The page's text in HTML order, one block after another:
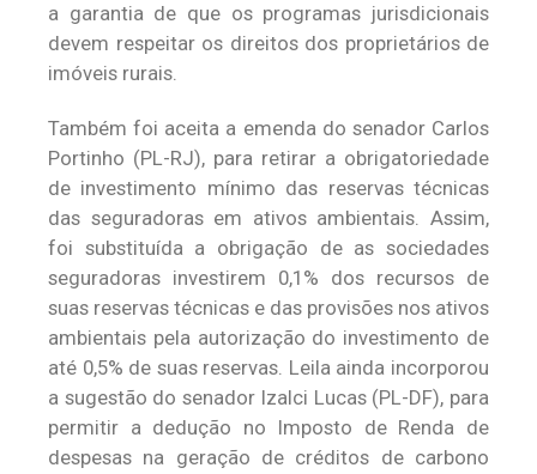
a garantia de que os programas jurisdicionais
devem respeitar os direitos dos proprietários de
imóveis rurais.
Também foi aceita a emenda do senador Carlos
Portinho (PL-RJ), para retirar a obrigatoriedade
de investimento mínimo das reservas técnicas
das seguradoras em ativos ambientais. Assim,
foi substituída a obrigação de as sociedades
seguradoras investirem 0,1% dos recursos de
suas reservas técnicas e das provisões nos ativos
ambientais pela autorização do investimento de
até 0,5% de suas reservas. Leila ainda incorporou
a sugestão do senador Izalci Lucas (PL-DF), para
permitir a dedução no Imposto de Renda de
despesas na geração de créditos de carbono